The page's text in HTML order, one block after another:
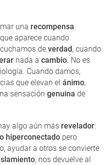
una recompensa
aparece cuando
de verdad, cuando
nada a cambio. No es
Cuando damos,
que elevan el ánimo,
sensación genuina de
algo aún más revelador:
hiperconectado pero
ayudar a otros se convierte
, nos devuelve al